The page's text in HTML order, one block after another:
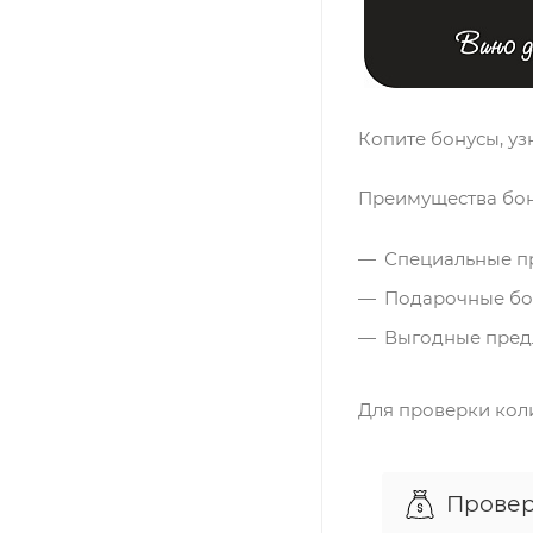
Копите бонусы,
Преимущества
Специальные
Подарочные
Выгодные
Для проверки